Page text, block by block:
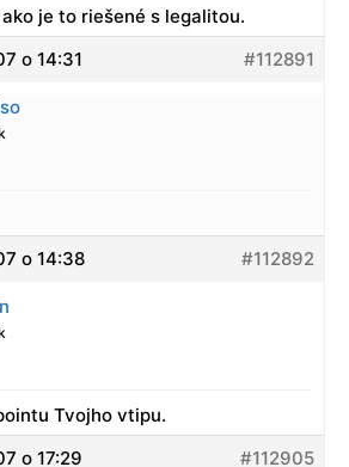
je to riešené s legalitou.
o 14:31
#112891
o 14:38
#112892
Tvojho vtipu.
o 17:29
#112905